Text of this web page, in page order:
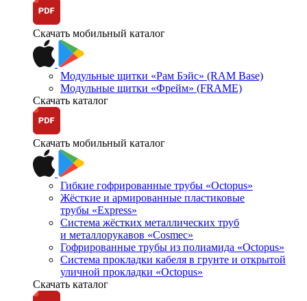
Скачать мобильный каталог
Модульные щитки «Рам Бэйс» (RAM Base)
Модульные щитки «Фрейм» (FRAME)
Скачать каталог
Скачать мобильный каталог
Гибкие гофрированные трубы «Octopus»
Жёсткие и армированные пластиковые
трубы «Express»
Система жёстких металлических труб
и металлорукавов «Cosmec»
Гофрированные трубы из полиамида «Octopus»
Система прокладки кабеля в грунте и открытой
уличной прокладки «Octopus»
Скачать каталог